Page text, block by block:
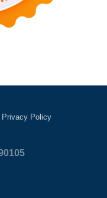
Privacy Policy